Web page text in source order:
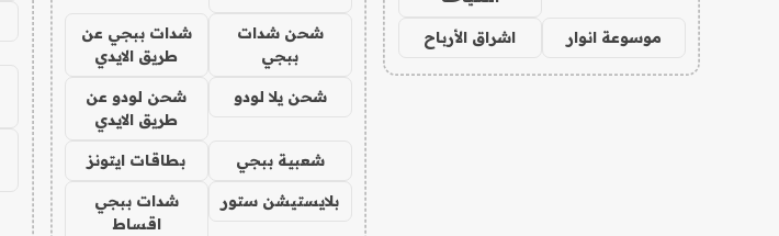
موسوعة انوار اشراق الأرباح
شحن شدات
ببجي
شدات ببجي عن
طريق الايدي
شحن يلا لودو
شحن لودو عن
طريق الايدي
شعبية ببجي بطاقات ايتونز
بلايستيشن ستور
شدات ببجي
اقساط